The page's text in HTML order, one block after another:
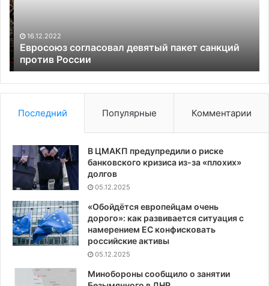
против
России
16.12.2022
Евросоюз согласовал девятый пакет санкций
против России
Последний Популярные Комментарии
В ЦМАКП предупредили о риске
банковского кризиса из-за «плохих»
долгов
05.12.2025
«Обойдётся европейцам очень
дорого»: как развивается ситуация с
намерением ЕС конфисковать
российские активы
05.12.2025
Минобороны сообщило о занятии